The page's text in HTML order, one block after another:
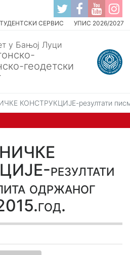
СЕРВИС УПИС 2026/2027
у Бањој Луци
геодетски
КОНСТРУКЦИЈЕ-резултати
резултати
одржаног